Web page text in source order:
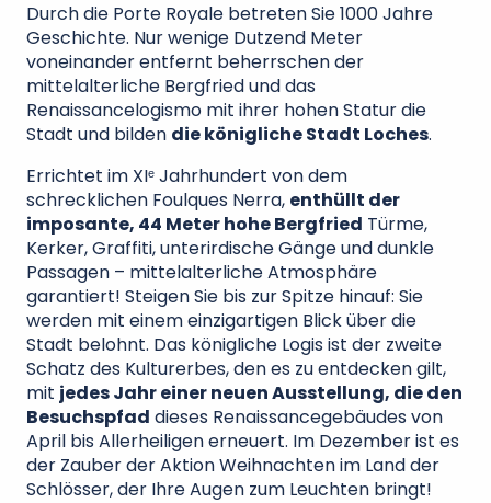
Durch die Porte Royale betreten Sie 1000 Jahre
Geschichte. Nur wenige Dutzend Meter
voneinander entfernt beherrschen der
mittelalterliche Bergfried und das
Renaissancelogismo mit ihrer hohen Statur die
Stadt und bilden die königliche Stadt Loches.
Errichtet im XIᵉ Jahrhundert von dem
schrecklichen Foulques Nerra, enthüllt der
imposante, 44 Meter hohe Bergfried Türme,
Kerker, Graffiti, unterirdische Gänge und dunkle
Passagen – mittelalterliche Atmosphäre
garantiert! Steigen Sie bis zur Spitze hinauf: Sie
werden mit einem einzigartigen Blick über die
Stadt belohnt. Das königliche Logis ist der zweite
Schatz des Kulturerbes, den es zu entdecken gilt,
mit jedes Jahr einer neuen Ausstellung, die den
Besuchspfad dieses Renaissancegebäudes von
April bis Allerheiligen erneuert. Im Dezember ist es
der Zauber der Aktion Weihnachten im Land der
Schlösser, der Ihre Augen zum Leuchten bringt!